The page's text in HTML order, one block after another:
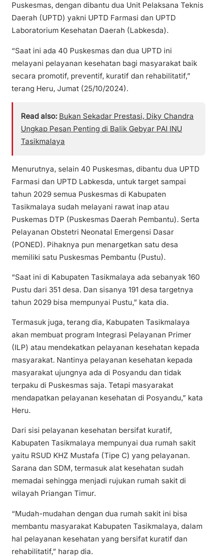
Puskesmas, dengan dibantu dua Unit Pelaksana Teknis
Daerah (UPTD) yakni UPTD Farmasi dan UPTD
Laboratorium Kesehatan Daerah (Labkesda).
“Saat ini ada 40 Puskesmas dan dua UPTD ini
melayani pelayanan kesehatan bagi masyarakat baik
secara promotif, preventif, kuratif dan rehabilitatif,”
terang Heru, Jumat (25/10/2024).
Read also: Bukan Sekadar Prestasi, Diky Chandra
Ungkap Pesan Penting di Balik Gebyar PAI INU
Tasikmalaya
Menurutnya, selain 40 Puskesmas, dibantu dua UPTD
Farmasi dan UPTD Labkesda, untuk target sampai
tahun 2029 semua Puskesmas di Kabupaten
Tasikmalaya sudah melayani rawat inap atau
Puskemas DTP (Puskesmas Daerah Pembantu). Serta
Pelayanan Obstetri Neonatal Emergensi Dasar
(PONED). Pihaknya pun menargetkan satu desa
memiliki satu Puskesmas Pembantu (Pustu).
“Saat ini di Kabupaten Tasikmalaya ada sebanyak 160
Pustu dari 351 desa. Dan sisanya 191 desa targetnya
tahun 2029 bisa mempunyai Pustu,” kata dia.
Termasuk juga, terang dia, Kabupaten Tasikmalaya
akan membuat program Integrasi Pelayanan Primer
(ILP) atau mendekatkan pelayanan kesehatan kepada
masyarakat. Nantinya pelayanan kesehatan kepada
masyarakat ujungnya ada di Posyandu dan tidak
terpaku di Puskesmas saja. Tetapi masyarakat
mendapatkan pelayanan kesehatan di Posyandu,” kata
Heru.
Dari sisi pelayanan kesehatan bersifat kuratif,
Kabupaten Tasikmalaya mempunyai dua rumah sakit
yaitu RSUD KHZ Mustafa (Tipe C) yang pelayanan.
Sarana dan SDM, termasuk alat kesehatan sudah
memadai sehingga menjadi rujukan rumah sakit di
wilayah Priangan Timur.
“Mudah-mudahan dengan dua rumah sakit ini bisa
membantu masyarakat Kabupaten Tasikmalaya, dalam
hal pelayanan kesehatan yang bersifat kuratif dan
rehabilitatif,” harap dia.